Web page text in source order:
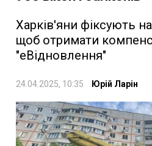
Харків'яни фіксують
щоб отримати
"еВідновлення"
24.04.2025, 10:35 Юрій Ларін